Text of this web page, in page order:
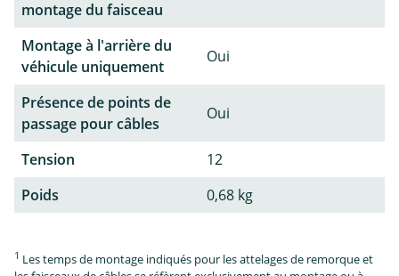
montage du faisceau
Montage à l'arrière du
véhicule uniquement
Oui
Présence de points de
passage pour câbles
Oui
Tension
12
Poids
0,68 kg
1 Les temps de montage indiqués pour les attelages de remorque et